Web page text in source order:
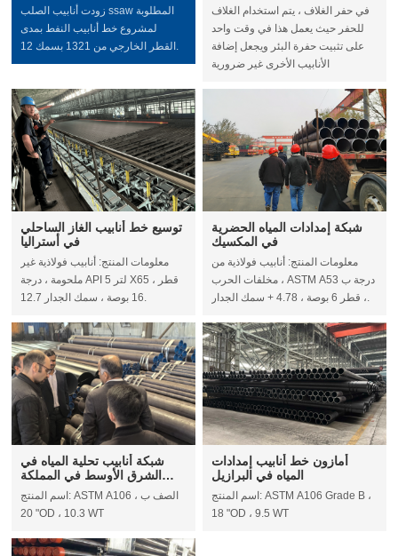
زودت أنابيب الصلب ssaw المطلوبة
لمشروع خط أنابيب النفط بمدى
القطر الخارجي من 1321 بسمك 12.
في حفر الغلاف ، يتم استخدام الغلاف
للحفر حيث يعمل هذا في وقت واحد
على تثبيت حفرة البئر ويجعل إضافة
الأنابيب الأخرى غير ضرورية
توسيع خط أنابيب الغاز الساحلي
في أستراليا
معلومات المنتج: أنابيب فولاذية غير
ملحومة ، درجة API 5 لتر X65 ، قطر
16 بوصة ، سمك الجدار 12.7.
شبكة إمدادات المياه الحضرية
في المكسيك
معلومات المنتج: أنابيب فولاذية من
مخلفات الحرب ، ASTM A53 درجة ب
، قطر 6 بوصة ، 4.78 + سمك الجدار.
شبكة أنابيب تحلية المياه في
الشرق الأوسط في المملكة
العربية السعودية
اسم المنتج: ASTM A106 الصف ب ،
20 "OD ، 10.3 WT
أمازون خط أنابيب إمدادات
المياه في البرازيل
اسم المنتج: ASTM A106 Grade B ،
18 "OD ، 9.5 WT